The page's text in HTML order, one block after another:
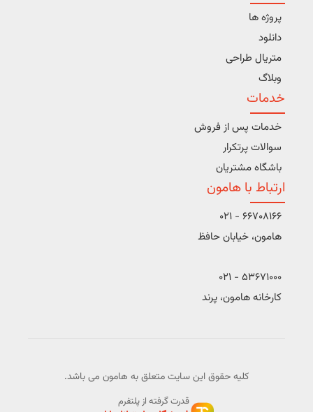
پروژه ها
دانلود
متریال طراحی
وبلاگ
خدمات
خدمات پس از فروش
سوالات پرتکرار
باشگاه مشتریان
ارتباط با هامون
66708166 - 021
هامون، خیابان حافظ
53671000 - 021
کارخانه هامون، پرند
کلیه حقوق این سایت متعلق به هامون می باشد.
قدرت گرفته از پلتفرم